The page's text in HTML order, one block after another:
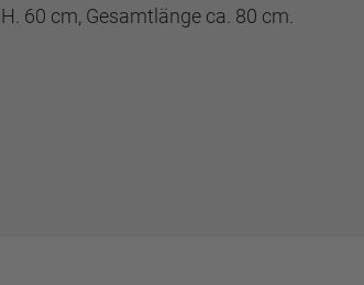
60 cm, Gesamtlänge ca. 80 cm.